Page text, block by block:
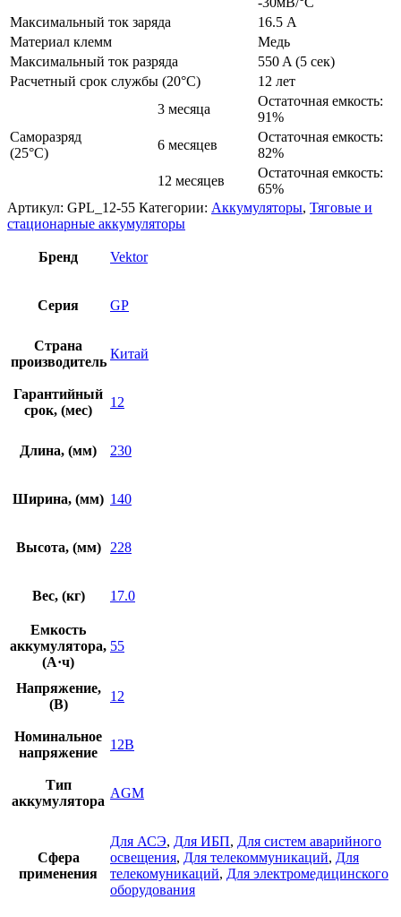
Максимальный ток заряда
16.5 А
Материал клемм
Медь
Максимальный ток разряда
550 A (5 сек)
Расчетный срок службы (20°С)
12 лет
Саморазряд
(25°С)
3 месяца
Остаточная емкость:
91%
6 месяцев
Остаточная емкость:
82%
12 месяцев
Остаточная емкость:
65%
Артикул: GPL_12-55 Категории: Аккумуляторы, Тяговые и
стационарные аккумуляторы
Бренд Vektor
Серия GP
Страна
производитель
Китай
Гарантийный
срок, (мес)
12
Длина, (мм) 230
Ширина, (мм) 140
Высота, (мм) 228
Вес, (кг) 17.0
Емкость
аккумулятора,
(А·ч)
55
Напряжение,
(В)
12
Номинальное
напряжение
12В
Тип
аккумулятора
AGM
Сфера
применения
Для АСЭ, Для ИБП, Для систем аварийного
освещения, Для телекоммуникаций, Для
телекомуникаций, Для электромедицинского
оборудования